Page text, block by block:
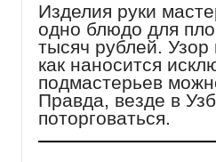
Изделия руки
одно блюдо для
тысяч рублей. Узор
как наносится
подмастерьев
Правда, везде в
поторговаться.